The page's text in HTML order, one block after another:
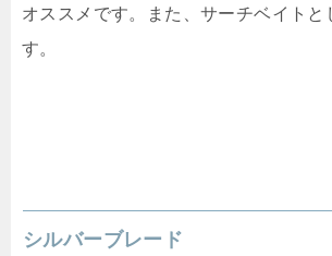
オススメです。また、サーチベイトと
す。
シルバーブレード